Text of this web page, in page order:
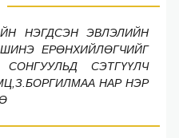
НЭГДСЭН ЭВЛЭЛИЙН
ЕРӨНХИЙЛӨГЧИЙГ
СЭТГҮҮЛЧ
НАР НЭР